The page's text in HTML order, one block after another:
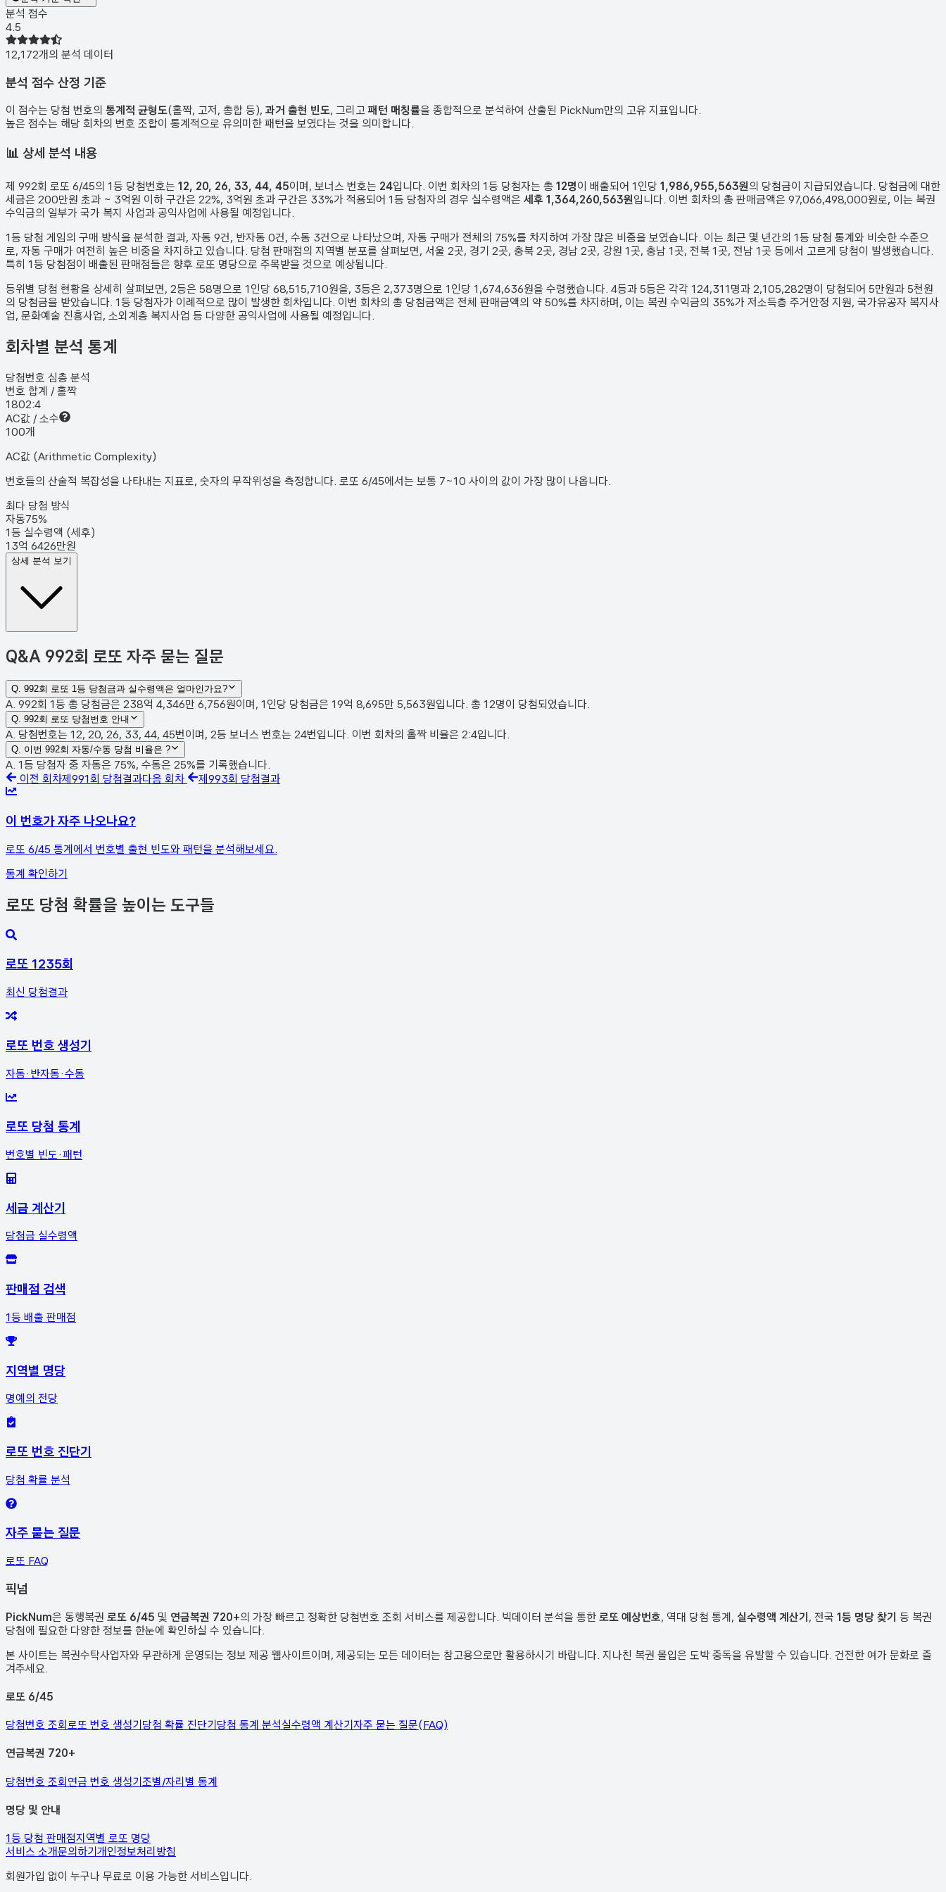
분석 점수
4.5
12,172개의 분석 데이터
분석 점수 산정 기준
이 점수는 당첨 번호의 통계적 균형도(홀짝, 고저, 총합 등), 과거 출현 빈도, 그리고 패턴 매칭률을 종합적으로 분석하여 산출된 PickNum만의 고유 지표입니다.
높은 점수는 해당 회차의 번호 조합이 통계적으로 유의미한 패턴을 보였다는 것을 의미합니다.
📊 상세 분석 내용
제 992회 로또 6/45의 1등 당첨번호는 12, 20, 26, 33, 44, 45이며, 보너스 번호는 24입니다. 이번 회차의 1등 당첨자는 총 12명이 배출되어 1인당 1,986,955,563원의 당첨금이 지급되었습니다. 당첨금에 대한
세금은 200만원 초과 ~ 3억원 이하 구간은 22%, 3억원 초과 구간은 33%가 적용되어 1등 당첨자의 경우 실수령액은 세후 1,364,260,563원입니다. 이번 회차의 총 판매금액은 97,066,498,000원로, 이는 복권
수익금의 일부가 국가 복지 사업과 공익사업에 사용될 예정입니다.
1등 당첨 게임의 구매 방식을 분석한 결과, 자동 9건, 반자동 0건, 수동 3건 으로 나타났으며, 자동 구매가 전체의 75%를 차지하여 가장 많은 비중을 보였습니다. 이는 최근 몇 년간의 1등 당첨 통계와 비슷한 수준으
로, 자동 구매가 여전히 높은 비중을 차지하고 있습니다. 당첨 판매점의 지역별 분포를 살펴보면, 서울 2곳, 경기 2곳, 충북 2곳, 경남 2곳, 강원 1곳, 충남 1곳, 전북 1곳, 전남 1곳 등에서 고르게 당첨이 발생했습니다.
특히 1등 당첨점이 배출된 판매점들은 향후 로또 명당으로 주목받을 것으로 예상됩니다.
등위별 당첨 현황을 상세히 살펴보면, 2등은 58명으로 1인당 68,515,710원을, 3등은 2,373명으로 1인당 1,674,636원을 수령했습니다. 4등과 5등은 각각 124,311 명과 2,105,282명이 당첨되어 5만원과 5천원
의 당첨금을 받았습니다. 1등 당첨자가 이례적으로 많이 발생한 회차입니다. 이번 회차의 총 당첨금액은 전체 판매금액의 약 50%를 차지하며, 이는 복권 수익금의 35%가 저소득층 주거안정 지원, 국가유공자 복지사
업, 문화예술 진흥사업, 소외계층 복지사업 등 다양한 공익사업에 사용될 예정입니다.
회차별 분석 통계
당첨번호 심층 분석
번호 합계 / 홀짝
1802:4
AC값 / 소수
100개
AC값 (Arithmetic Complexity)
번호들의 산술적 복잡성을 나타내는 지표로, 숫자의 무작위성을 측정합니다. 로또 6/45에서는 보통 7~10 사이의 값이 가장 많이 나옵니다.
최다 당첨 방식
자동75%
1등 실수령액 (세후)
13억 6426만원
상세 분석 보기
Q&A 992회 로또 자주 묻는 질문
Q. 992회 로또 1등 당첨금과 실수령액은 얼마인가요?
A. 992회 1등 총 당첨금은 238억 4,346만 6,756원이며, 1인당 당첨금은 19억 8,695만 5,563원입니다. 총 12명이 당첨되었습니다.
Q. 992회 로또 당첨번호 안내
A. 당첨번호는 12, 20, 26, 33, 44, 45번이며, 2등 보너스 번호는 24번입니다. 이번 회차의 홀짝 비율은 2:4입니다.
Q. 이번 992회 자동/수동 당첨 비율은 ?
A. 1등 당첨자 중 자동은 75%, 수동은 25%를 기록했습니다.
이전 회차제 991회 당첨결과다음 회차 제 993회 당첨결과
이 번호가 자주 나오나요?
로또 6/45 통계에서 번호별 출현 빈도와 패턴을 분석해보세요.
통계 확인하기
로또 당첨 확률을 높이는 도구들
로또 1235회
최신 당첨결과
로또 번호 생성기
자동·반자동·수동
로또 당첨 통계
번호별 빈도·패턴
세금 계산기
당첨금 실수령액
판매점 검색
1등 배출 판매점
지역별 명당
명예의 전당
로또 번호 진단기
당첨 확률 분석
자주 묻는 질문
로또 FAQ
픽넘
PickNum은 동행복권 로또 6/45 및 연금복권 720+의 가장 빠르고 정확한 당첨번호 조회 서비스를 제공합니다. 빅데이터 분석을 통한 로또 예상번호, 역대 당첨 통계, 실수령액 계산기, 전국 1등 명당 찾기 등 복권
당첨에 필요한 다양한 정보를 한눈에 확인하실 수 있습니다.
본 사이트는 복권수탁사업자와 무관하게 운영되는 정보 제공 웹사이트이며, 제공되는 모든 데이터는 참고용으로만 활용하시기 바랍니다. 지나친 복권 몰입은 도박 중독을 유발할 수 있습니다. 건전한 여가 문화로 즐
겨주세요.
로또 6/45
당첨번호 조회로또 번호 생성기당첨 확률 진단기당첨 통계 분석실수령액 계산기자주 묻는 질문(FAQ)
연금복권 720+
당첨번호 조회연금 번호 생성기조별/자리별 통계
명당 및 안내
1등 당첨 판매점지역별 로또 명당
서비스 소개문의하기 개인정보처리방침
회원가입 없이 누구나 무료로 이용 가능한 서비스입니다.